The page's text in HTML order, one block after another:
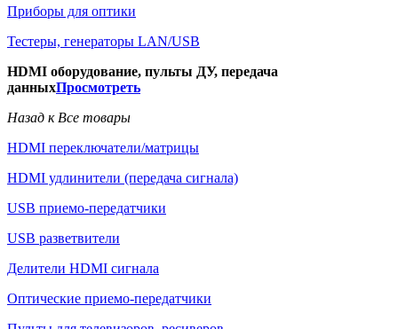
Приборы для оптики
Тестеры, генераторы LAN/USB
HDMI оборудование, пульты ДУ, передача
данныхПросмотреть
Назад к Все товары
HDMI переключатели/матрицы
HDMI удлинители (передача сигнала)
USB приемо-передатчики
USB разветвители
Делители HDMI сигнала
Оптические приемо-передатчики